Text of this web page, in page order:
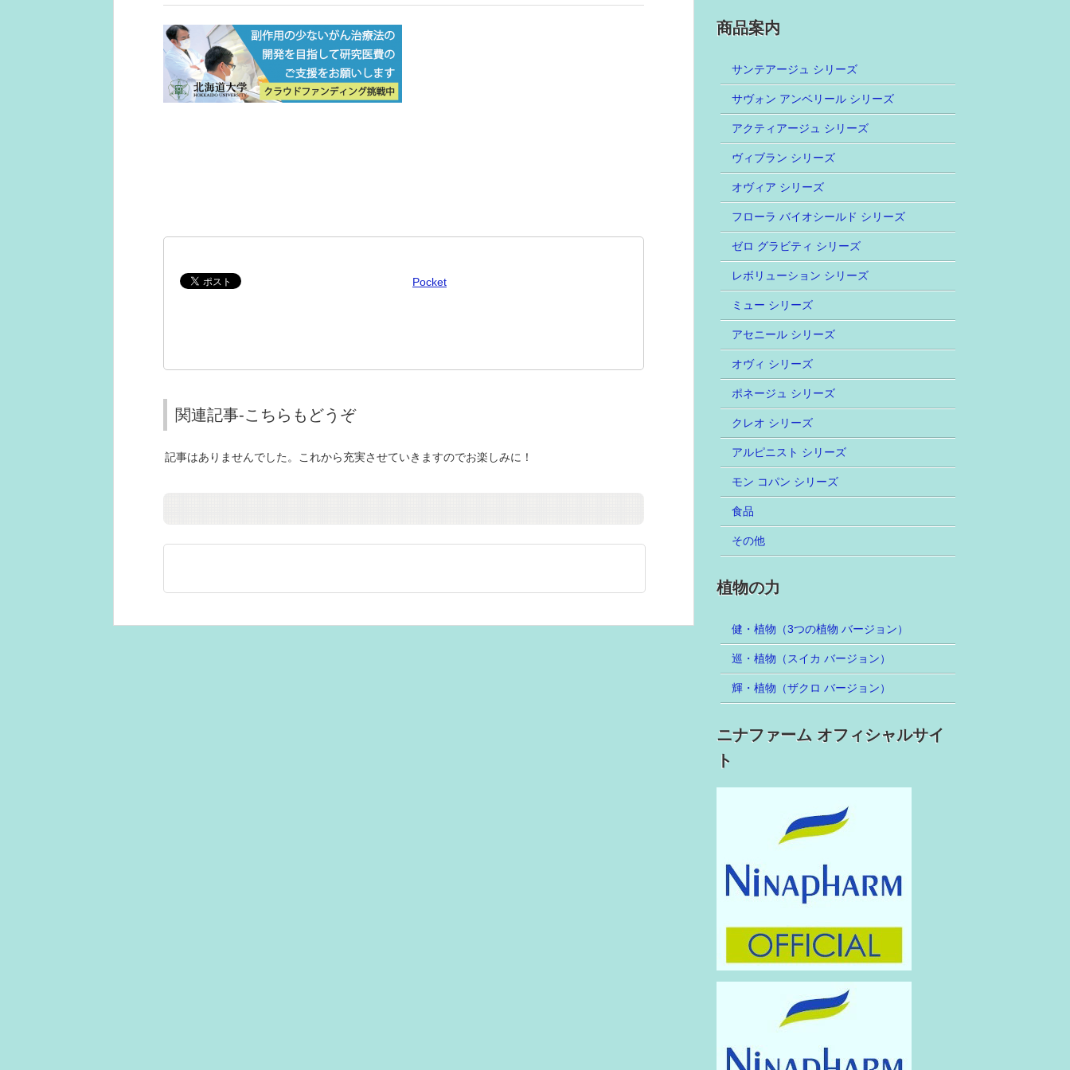
Pocket
関連記事-こちらもどうぞ
記事はありませんでした。これから充実させていきますのでお楽しみに！
商品案内
サンテアージュ シリーズ
サヴォン アンベリール シリーズ
アクティアージュ シリーズ
ヴィブラン シリーズ
オヴィア シリーズ
フローラ バイオシールド シリーズ
ゼロ グラビティ シリーズ
レボリューション シリーズ
ミュー シリーズ
アセニール シリーズ
オヴィ シリーズ
ポネージュ シリーズ
クレオ シリーズ
アルピニスト シリーズ
モン コパン シリーズ
食品
その他
植物の力
健・植物（3つの植物 バージョン）
巡・植物（スイカ バージョン）
輝・植物（ザクロ バージョン）
ニナファーム オフィシャルサイ
ト